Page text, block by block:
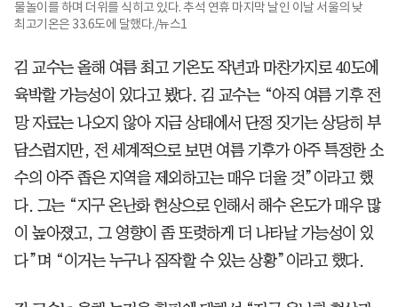
물놀이를 하며 더위를 식히고 있다. 추석 연휴 마지막 날인 이날 서울의 낮
최고기온은 33.6도에 달했다./뉴스1
김 교수는 올해 여름 최고 기온도 작년과 마찬가지로 40도에
육박할 가능성이 있다고 봤다. 김 교수는 “아직 여름 기후 전
망 자료는 나오지 않아 지금 상태에서 단정 짓기는 상당히 부
담스럽지만, 전 세계적으로 보면 여름 기후가 아주 특정한 소
수의 아주 좁은 지역을 제외하고는 매우 더울 것”이라고 했
다. 그는 “지구 온난화 현상으로 인해서 해수 온도가 매우 많
이 높아졌고, 그 영향이 좀 또렷하게 더 나타날 가능성이 있
다”며 “이거는 누구나 짐작할 수 있는 상황”이라고 했다.